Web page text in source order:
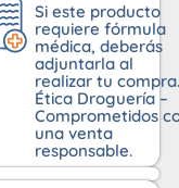
Si este producto
requiere fórmula
médica, deberás
adjuntarla al
realizar tu compra.
Ética Droguería –
Comprometidos
una venta
responsable.